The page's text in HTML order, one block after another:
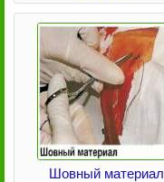
Шовный материал